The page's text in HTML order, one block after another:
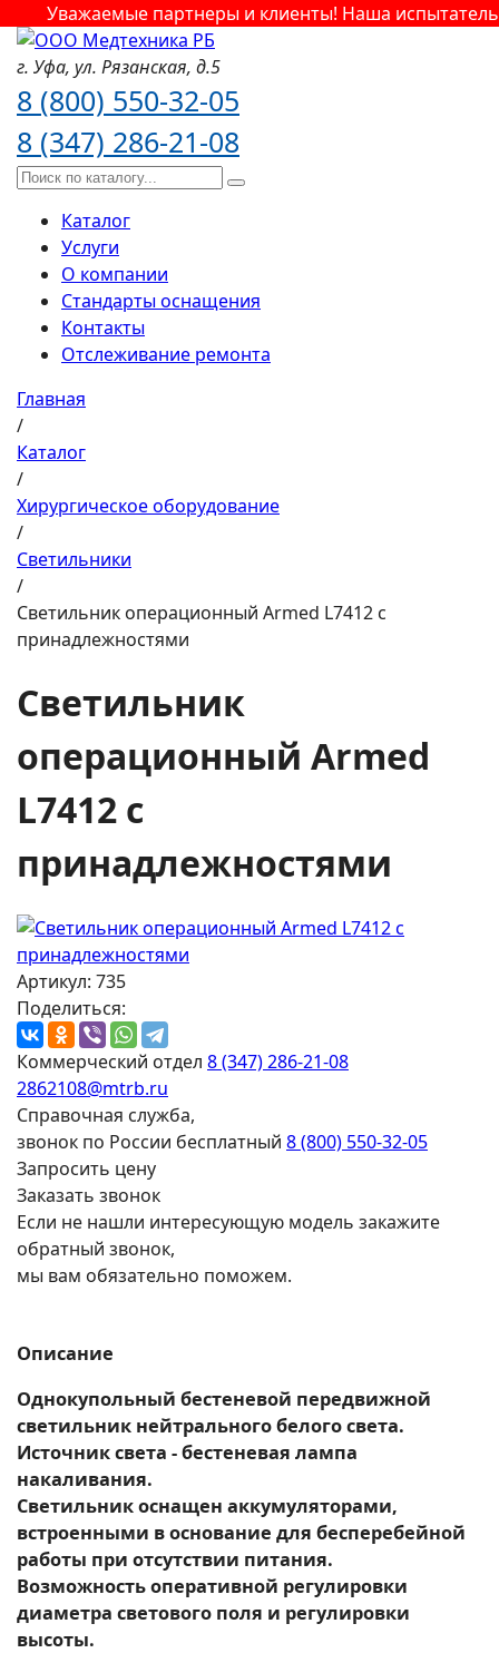
Уважаемые партнеры и клиенты! Наша
г. Уфа, ул. Рязанская, д.5
8 (800) 550-32-05
8 (347) 286-21-08
Каталог
Услуги
О компании
Стандарты оснащения
Контакты
Отслеживание ремонта
Главная
/
Каталог
/
Хирургическое оборудование
/
Светильники
/
Светильник операционный Armed L7412 с
принадлежностями
Светильник
операционный Armed
L7412 с
принадлежностями
Артикул: 735
Поделиться:
Коммерческий отдел 8 (347) 286-21-08
2862108@mtrb.ru
Справочная служба,
звонок по России бесплатный 8 (800) 550-32-05
Запросить цену
Заказать звонок
Если не нашли интересующую модель закажите
обратный звонок,
мы вам обязательно поможем.
Описание
Однокупольный бестеневой передвижной
светильник нейтрального белого света.
Источник света - бестеневая лампа
накаливания.
Светильник оснащен аккумуляторами,
встроенными в основание для бесперебейной
работы при отсутствии питания.
Возможность оперативной регулировки
диаметра светового поля и регулировки
высоты.